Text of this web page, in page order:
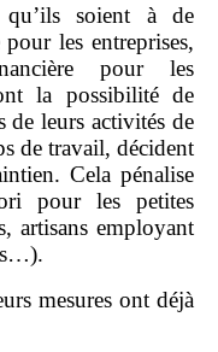
soient à de
les entreprises,
pour les
la possibilité de
de leurs activités de
de travail, décident
Cela pénalise
pour les petites
artisans employant
mesures ont déjà